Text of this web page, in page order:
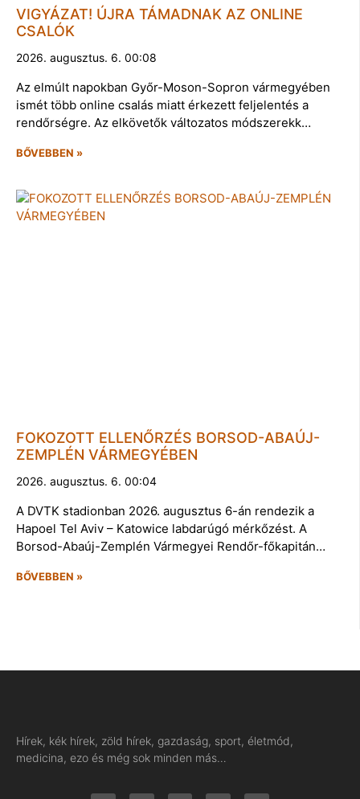
VIGYÁZAT! ÚJRA TÁMADNAK AZ ONLINE
CSALÓK
2026. augusztus. 6. 00:08
Az elmúlt napokban Győr-Moson-Sopron vármegyében
ismét több online csalás miatt érkezett feljelentés a
rendőrségre. Az elkövetők változatos módszerekk…
BŐVEBBEN »
FOKOZOTT ELLENŐRZÉS BORSOD-ABAÚJ-
ZEMPLÉN VÁRMEGYÉBEN
2026. augusztus. 6. 00:04
A DVTK stadionban 2026. augusztus 6-án rendezik a
Hapoel Tel Aviv – Katowice labdarúgó mérkőzést. A
Borsod-Abaúj-Zemplén Vármegyei Rendőr-főkapitán…
BŐVEBBEN »
Hírek, kék hírek, zöld hírek, gazdaság, sport, életmód,
medicina, ezo és még sok minden más…